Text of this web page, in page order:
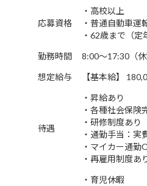
応募資格
・高校以上
・普通自動車運
・62歳まで（定
勤務時間
8:00～17:30（休
想定給与
【基本給】
待遇
・昇給あり
・各種社会保険
・研修制度あり
・通勤手当：実
・マイカー通勤
・再雇用制度あ
・育児休暇